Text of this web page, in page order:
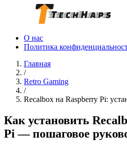
О нас
Политика
Главная
/
Retro Gaming
/
Recalbox на Raspberry Pi:
Как установить
Pi — пошаговое